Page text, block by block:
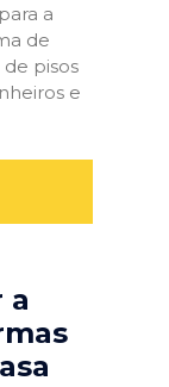
a
de
pisos
e
a